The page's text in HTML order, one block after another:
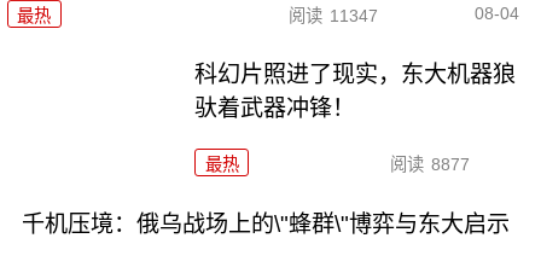
最热 阅读 11347 08-04
科幻片照进了现实，东大机器狼
驮着武器冲锋！
最热 阅读 8877
千机压境：俄乌战场上的\"蜂群\"博弈与东大启示